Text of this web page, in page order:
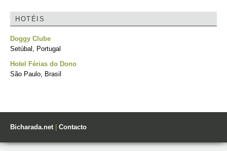
HOTÉIS
Doggy Clube
Setúbal, Portugal
Hotel Férias do Dono
São Paulo, Brasil
Bicharada.net| Contacto